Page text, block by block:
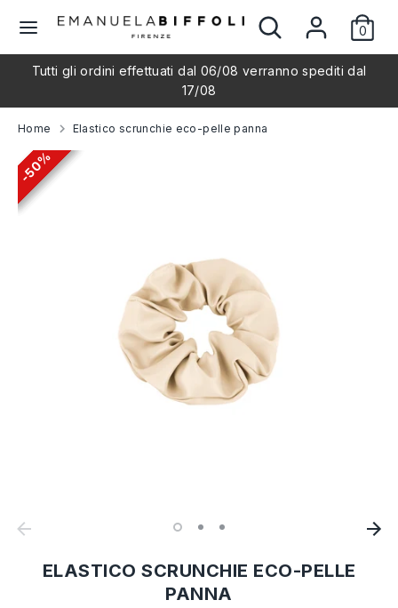
Search
Search
store
0
L
a
n
g
u
our
store
Tutti gli ordini effettuati dal 06/08 verranno spediti dal
17/08
Home Elastico scrunchie eco-pelle panna
50%
50%
50%
50%
ELASTICO SCRUNCHIE ECO-PELLE
PANNA